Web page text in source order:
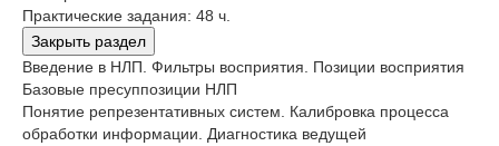
Практические задания: 48 ч.
Закрыть раздел
Введение в НЛП. Фильтры восприятия. Позиции восприятия
Базовые пресуппозиции НЛП
Понятие репрезентативных систем. Калибровка процесса
обработки информации. Диагностика ведущей